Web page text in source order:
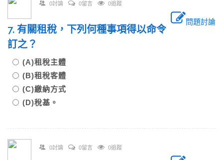
0討論 0留言 0追蹤
問題討論
7. 有關租稅，下列何種事項得以命令
訂之？
(A)租稅主體
(B)租稅客體
(C)繳納方式
(D)稅基。
0討論 0留言 0追蹤